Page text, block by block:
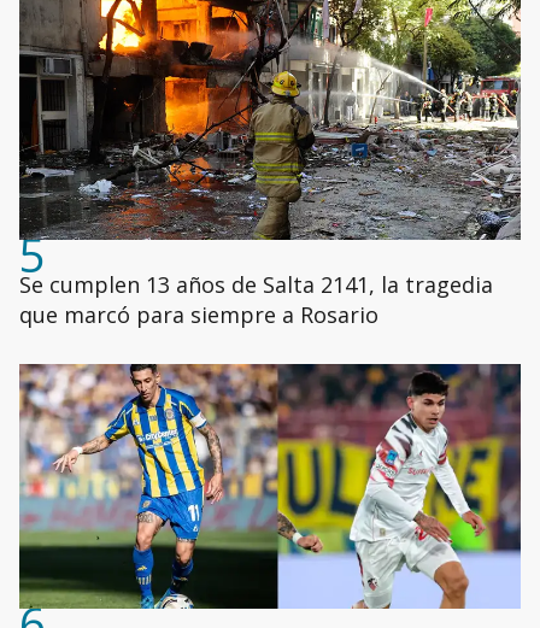
5
Se cumplen 13 años de Salta 2141, la tragedia
que marcó para siempre a Rosario